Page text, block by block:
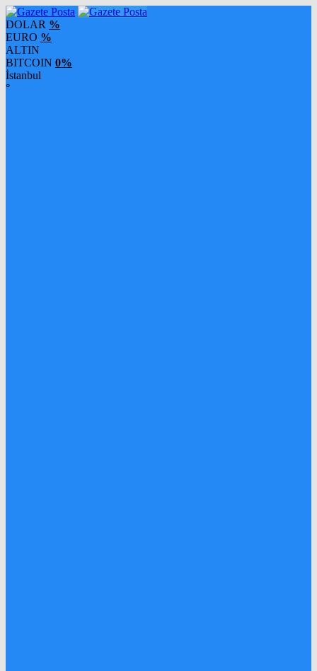
DOLAR %
EURO %
ALTIN
BITCOIN 0%
İstanbul
°